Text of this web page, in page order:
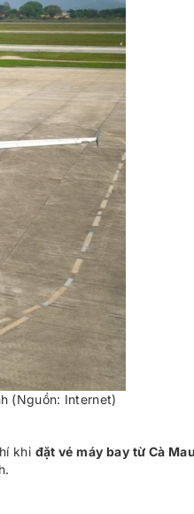
(Nguồn: Internet)
khi đặt vé máy bay từ Cà